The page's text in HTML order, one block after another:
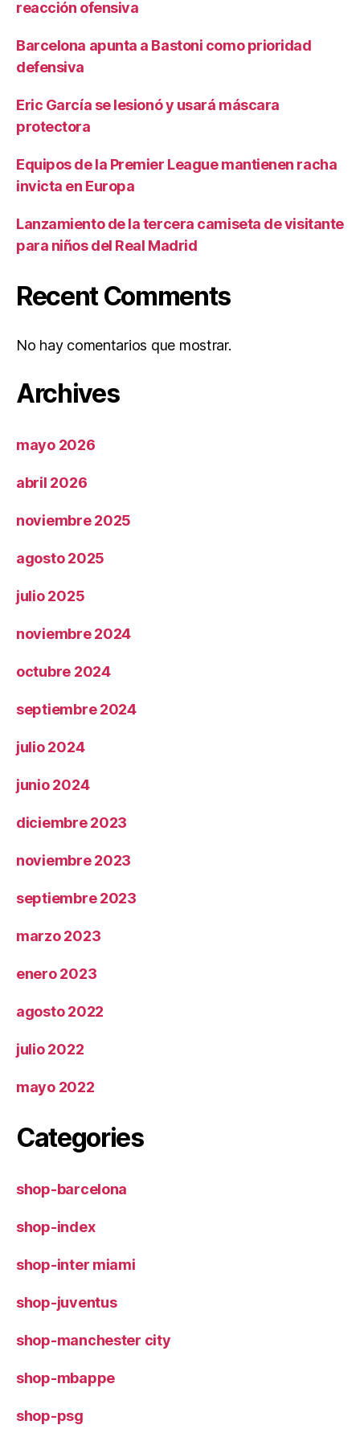
reacción ofensiva
Barcelona apunta a Bastoni como prioridad
defensiva
Eric García se lesionó y usará máscara
protectora
Equipos de la Premier League mantienen racha
invicta en Europa
Lanzamiento de la tercera camiseta de visitante
para niños del Real Madrid
Recent Comments
No hay comentarios que mostrar.
Archives
mayo 2026
abril 2026
noviembre 2025
agosto 2025
julio 2025
noviembre 2024
octubre 2024
septiembre 2024
julio 2024
junio 2024
diciembre 2023
noviembre 2023
septiembre 2023
marzo 2023
enero 2023
agosto 2022
julio 2022
mayo 2022
Categories
shop-barcelona
shop-index
shop-inter miami
shop-juventus
shop-manchester city
shop-mbappe
shop-psg